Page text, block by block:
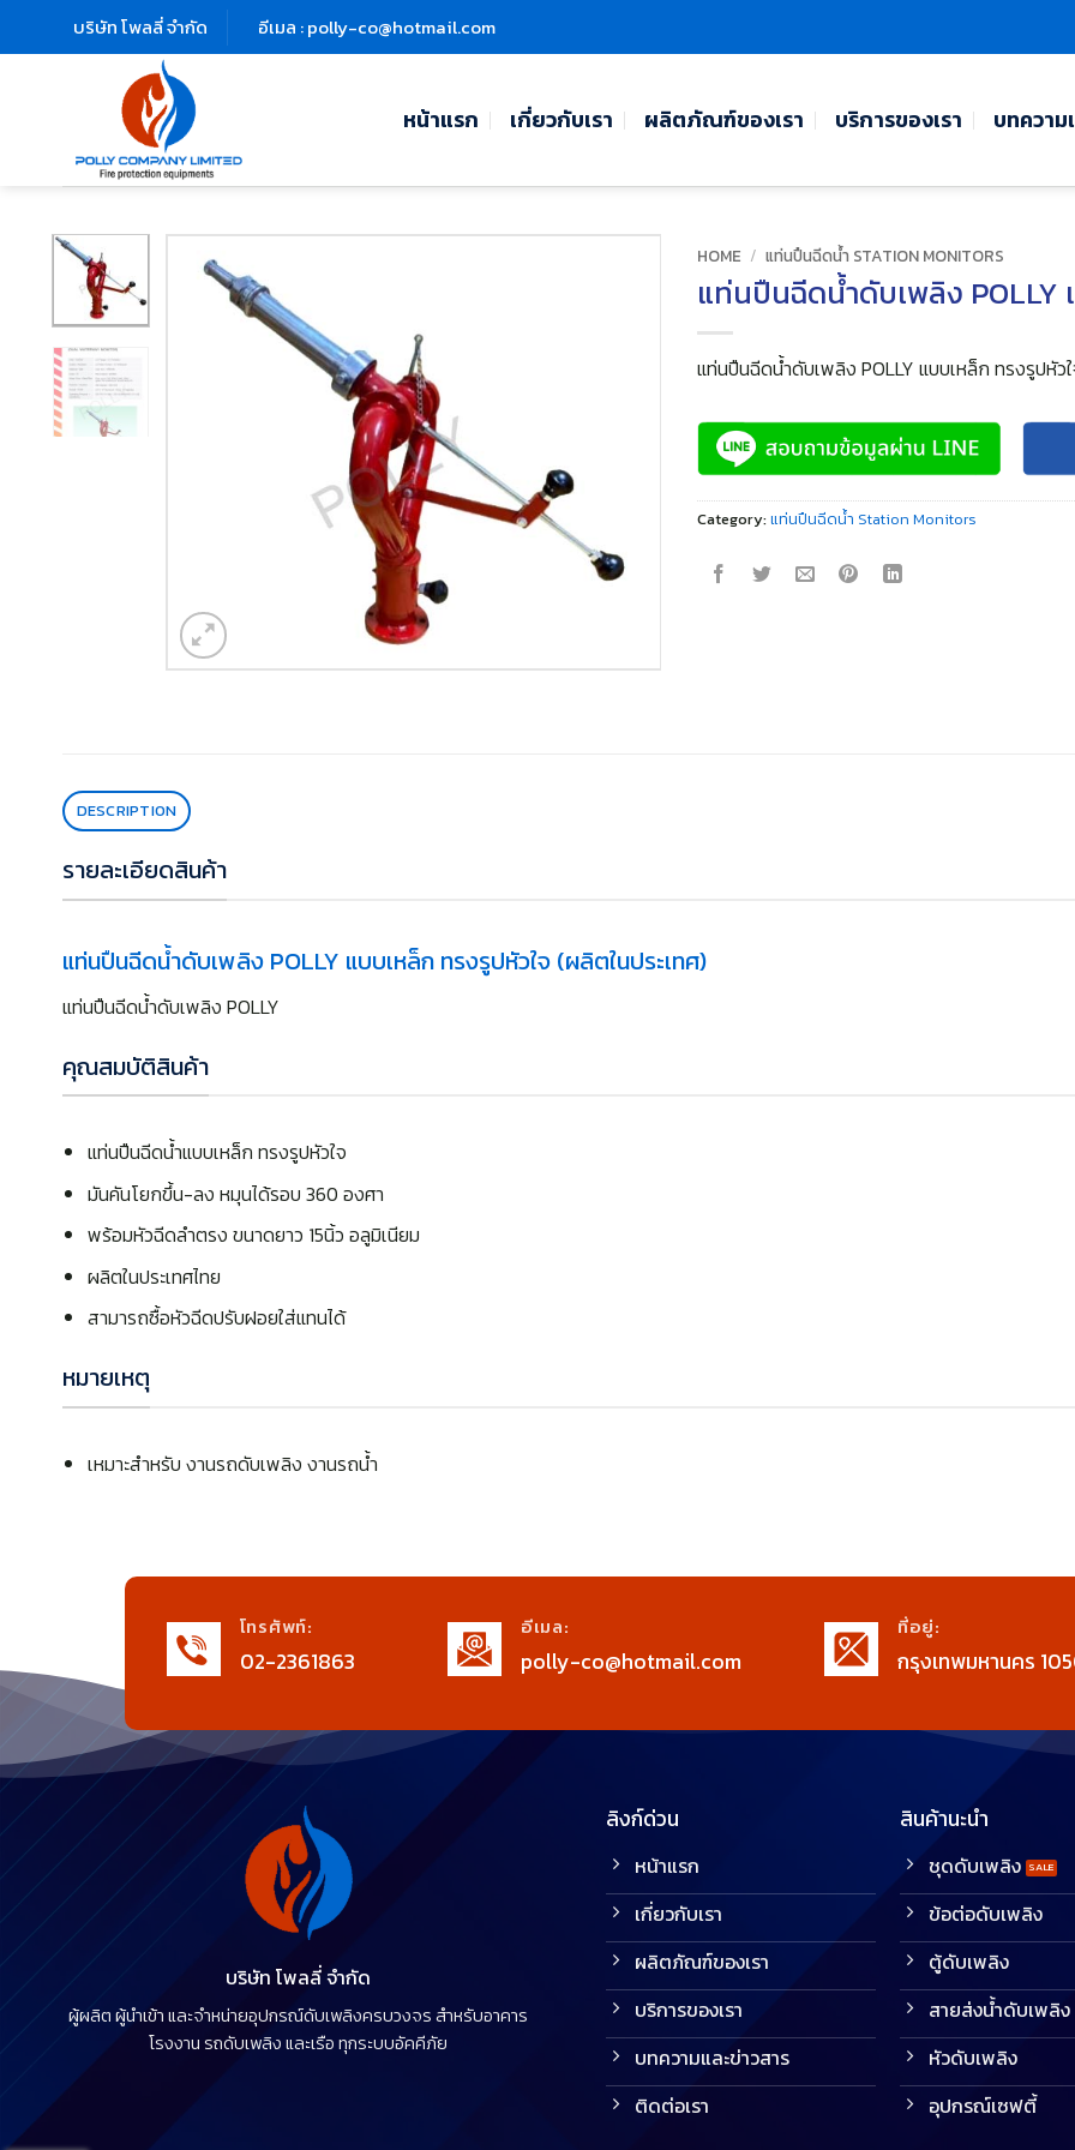
บริษัท โพลลี่ จำกัด อีเมล : polly-co@hotmail.com
หน้าแรก เกี่ยวกับเรา ผลิตภัณฑ์ของเรา บริการของเรา บทความ
HOME / แท่นปืนฉีดน้ำ STATION MONITORS
แท่นปืนฉีดน้ำดับเพลิง POLLY
แท่นปืนฉีดน้ำดับเพลิง POLLY แบบเหล็ก ทรงรูปหัว
Category:แท่นปืนฉีดน้ำ Station Monitors
DESCRIPTION
รายละเอียดสินค้า
แท่นปืนฉีดน้ำดับเพลิง POLLY แบบเหล็ก ทรงรูปหัวใจ (ผลิตในประเทศ)
แท่นปืนฉีดน้ำดับเพลิง POLLY
คุณสมบัติสินค้า
แท่นปืนฉีดน้ำแบบเหล็ก ทรงรูปหัวใจ
มันคันโยกขึ้น-ลง หมุนได้รอบ 360 องศา
พร้อมหัวฉีดลำตรง ขนาดยาว 15นิ้ว อลูมิเนียม
ผลิตในประเทศไทย
สามารถซื้อหัวฉีดปรับฝอยใส่แทนได้
หมายเหตุ
เหมาะสำหรับ งานรถดับเพลิง งานรถน้ำ
โทรศัพท์:
02-2361863
อีเมล:
polly-co@hotmail.com
ที่อยู่:
กรุงเทพมหานคร
บริษัท โพลลี่ จำกัด
ผู้ผลิต ผู้นำเข้า และจำหน่ายอุปกรณ์ดับเพลิงครบวงจร สำหรับอาคาร
โรงงาน รถดับเพลิง และเรือ ทุกระบบอัคคีภัย
ลิงก์ด่วน
หน้าแรก
เกี่ยวกับเรา
ผลิตภัณฑ์ของเรา
บริการของเรา
บทความและข่าวสาร
ติดต่อเรา
สินค้านะนำ
ชุดดับเพลิง
ข้อต่อดับเพลิง
ตู้ดับเพลิง
สายส่งน้ำดับเพลิง
หัวดับเพลิง
อุปกรณ์เซฟตี้